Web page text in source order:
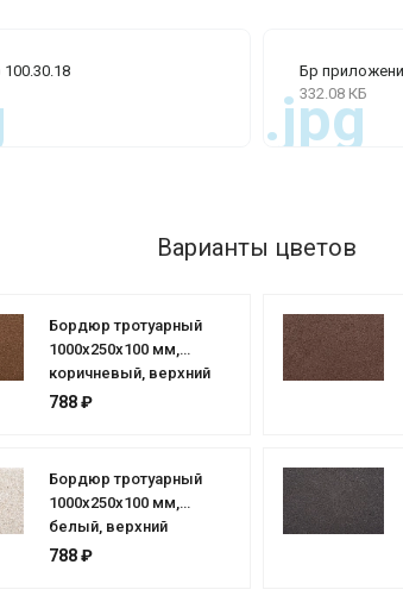
Бр
332.08 КБ
.jpg
Варианты цветов
Бордюр тротуарный
1000х250х100 мм,
коричневый, верхний
прокрас
788 ₽
Бордюр тротуарный
1000х250х100 мм,
белый, верхний
прокрас
788 ₽